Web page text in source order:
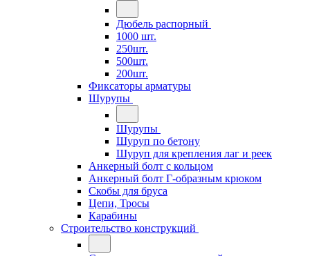
Дюбель распорный
1000 шт.
250шт.
500шт.
200шт.
Фиксаторы арматуры
Шурупы
Шурупы
Шуруп по бетону
Шуруп для крепления лаг и реек
Анкерный болт с кольцом
Анкерный болт Г-образным крюком
Скобы для бруса
Цепи, Тросы
Карабины
Строительство конструкций